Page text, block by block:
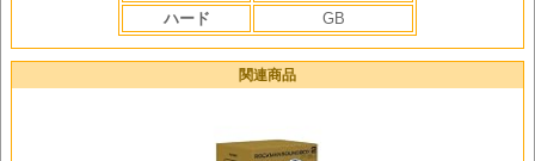
ハード
GB
関連商品